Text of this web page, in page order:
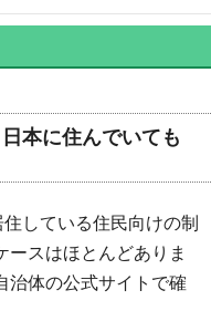
本に住んでいても
している住民向けの制
ースはほとんどありま
治体の公式サイトで確